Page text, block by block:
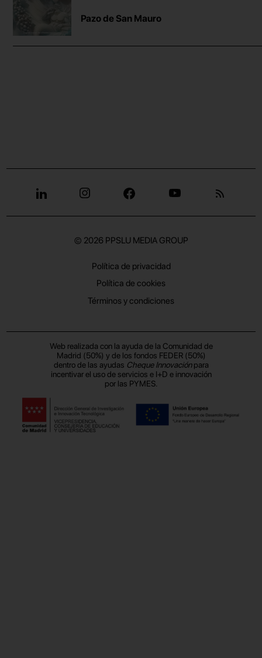
Pazo de San Mauro
© 2026 PPSLU MEDIA GROUP
Política de privacidad
Política de cookies
Términos y condiciones
Web realizada con la ayuda de la Comunidad de
Madrid (50%) y de los fondos FEDER (50%)
dentro de las ayudas Cheque Innovaciónpara
incentivar el uso de servicios e I+D e innovación
por las PYMES.